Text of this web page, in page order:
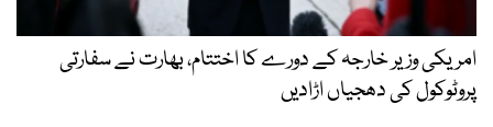
امریکی وزیر خارجہ کے دورے کا اختتام، بھارت نے سفارتی
پروٹوکول کی دھجیاں اڑادیں